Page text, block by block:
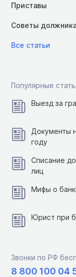
Приставы
Советы
Все статьи
Популярные
Выезд за
Документы
году
Списание
лиц
Мифы о
Юрист при
Звонки по РФ
8 800 100 04